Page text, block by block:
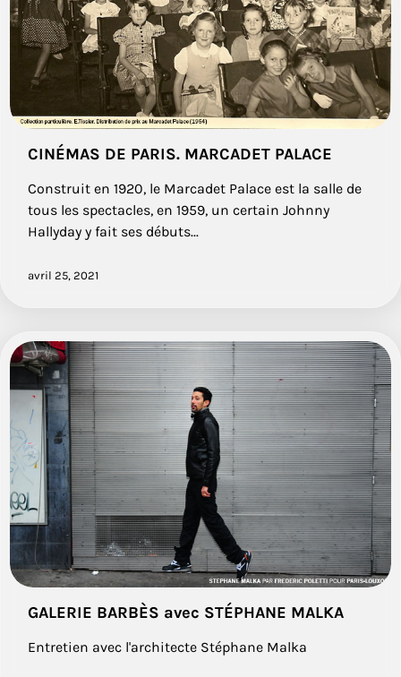
CINÉMAS DE PARIS. MARCADET PALACE
Construit en 1920, le Marcadet Palace est la salle de
tous les spectacles, en 1959, un certain Johnny
Hallyday y fait ses débuts...
avril 25, 2021
GALERIE BARBÈS avec STÉPHANE MALKA
Entretien avec l'architecte Stéphane Malka